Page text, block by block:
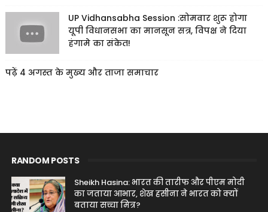
UP Vidhansabha Session :सोमवार शुरू होगा
यूपी विधानसभा का मानसून सत्र, विपक्ष ने दिया
हंगामे का संकेत!
पढ़ें 4 अगस्त के मुख्य और ताजा समाचार
RANDOM POSTS
Sheikh Hasina: भारत की तारीफ और पीएम मोदी
का जताया आभार, शेख हसीना ने भारत को क्यों
बताया सच्चा मित्र?